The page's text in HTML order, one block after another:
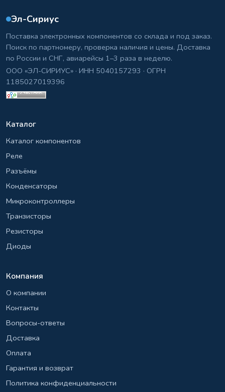
Эл-Сириус
Поставка электронных компонентов со склада и под заказ.
Поиск по партномеру, проверка наличия и цены. Доставка
по России и СНГ, авиарейсы 1–3 раза в неделю.
ООО «ЭЛ-СИРИУС» · ИНН 5040157293 · ОГРН
1185027019396
Каталог
Каталог компонентов
Реле
Разъёмы
Конденсаторы
Микроконтроллеры
Транзисторы
Резисторы
Диоды
Компания
О компании
Контакты
Вопросы-ответы
Доставка
Оплата
Гарантия и возврат
Политика конфиденциальности